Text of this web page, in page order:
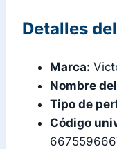
Detalles
Marca:
Nombre
Tipo de
Código